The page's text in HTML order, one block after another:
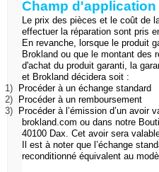
Champ d'application
Le prix des pièces et le coût de
effectuer la réparation sont pris
En revanche, lorsque le produit
Brokland ou que le montant des
d'achat du produit garanti, la
et Brokland décidera soit :
1)
Procéder à un échange standard
2)
Procéder à un remboursement
3)
Procéder à l’émission d’un avoir
brokland.com ou dans notre
40100 Dax. Cet avoir sera
Il est à noter que l’échange
reconditionné équivalent au